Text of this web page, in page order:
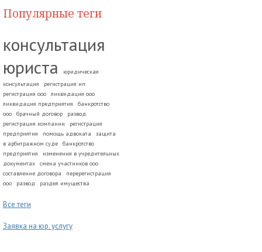
Популярные теги
консультация
юриста
юридическая
консультация
регистрация ип
регистрация ооо
ликвидация ооо
ликвидация предприятия
банкротство
ооо
брачный договор
развод.
регистрация компании
регистрация
предприятия
помощь адвоката
защита
в арбитражном суде
банкротство
предприятия
изменения в учредительных
документах
смена участников ооо
составление договора
перерегистрация
ооо
развод раздел имущества
Все теги
Заявка на юр. услугу